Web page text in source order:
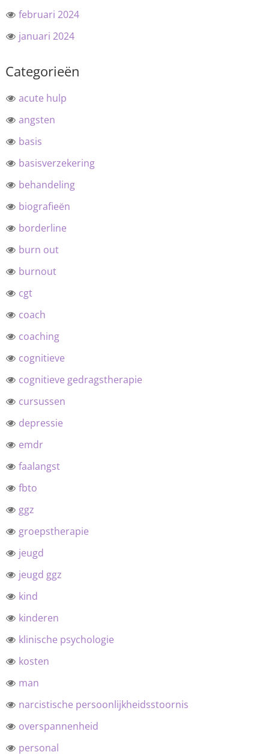
februari 2024
januari 2024
Categorieën
acute hulp
angsten
basis
basisverzekering
behandeling
biografieën
borderline
burn out
burnout
cgt
coach
coaching
cognitieve
cognitieve gedragstherapie
cursussen
depressie
emdr
faalangst
fbto
ggz
groepstherapie
jeugd
jeugd ggz
kind
kinderen
klinische psychologie
kosten
man
narcistische persoonlijkheidsstoornis
overspannenheid
personal